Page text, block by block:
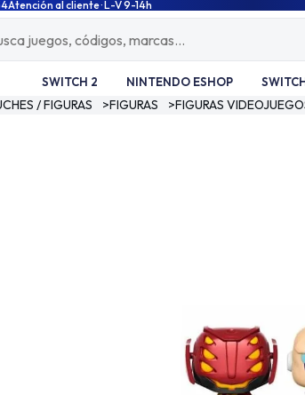
Atención al cliente · L-V 9-14h
SWITCH 2 NINTENDO ESHOP
/ FIGURAS >FIGURAS >FIGURAS